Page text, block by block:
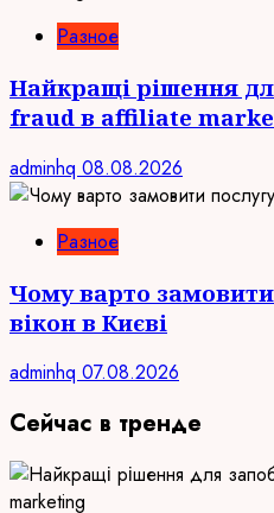
Разное
Найкращі рішення
fraud в affiliate
adminhq 08.08.2026
Разное
Чому варто
вікон в Києві
adminhq 07.08.2026
Сейчас в тренде